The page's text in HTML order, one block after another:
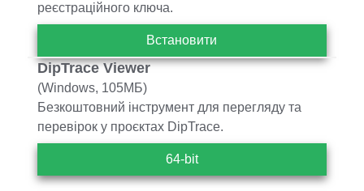
реєстраційного ключа.
Встановити
DipTrace Viewer
(Windows, 105МБ)
Безкоштовний інструмент для перегляду та
перевірок у проєктах DipTrace.
64-bit